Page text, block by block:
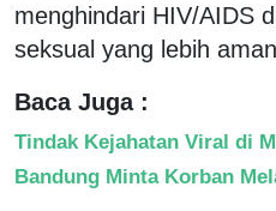
menghindari HIV/AIDS
seksual yang lebih
Baca Juga :
Tindak Kejahatan Viral di
Bandung Minta Korban